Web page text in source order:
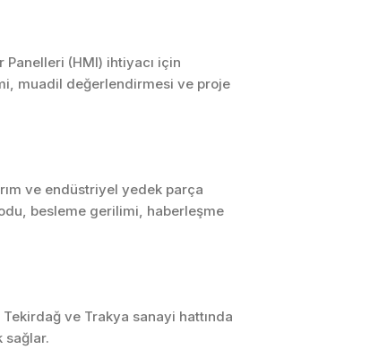
Makine Otomasyonu
Proses Otomasyonu
Robotik ve Hareket
(HMI) ihtiyacı için
muadil değerlendirmesi ve proje
ve endüstriyel yedek parça
besleme gerilimi, haberleşme
ve Trakya sanayi hattında
sağlar.